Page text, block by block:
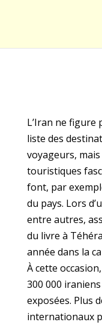
L’Iran ne figure
liste des
voyageurs,
touristiques
font, par
du pays. Lors
entre autres,
du livre à
année dans la
À cette
300 000
exposées. Plus
internationaux